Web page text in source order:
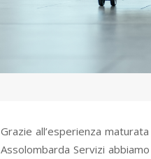
Grazie all’esperienza
Assolombarda Servizi